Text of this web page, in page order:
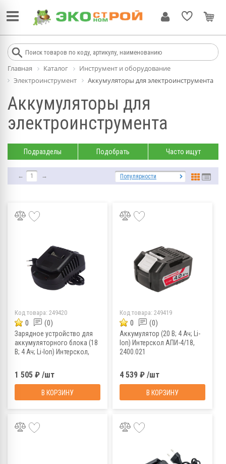
Главная Каталог
Инструмент и оборудование
Электроинструмент
Аккумуляторы для электроинструмента
Аккумуляторы для
электроинструмента
Подразделы Подобрать Часто ищут
← 1 → Популярности
Код товара: 249420
0 (0)
Зарядное устройство для
аккумуляторного блока (18
В; 4 Ач; Li-Ion) Интерскол,
1 505 ₽ /шт
В КОРЗИНУ
Код товара: 249419
0 (0)
Аккумулятор (20 В; 4 Ач; Li-
Ion) Интерскол АПИ-4/18,
2400.021
4 539 ₽ /шт
В КОРЗИНУ